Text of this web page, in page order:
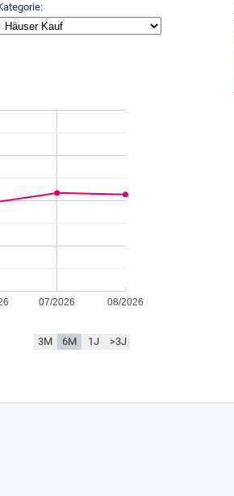
07/2026 08/2026
3M 6M 1J >3J